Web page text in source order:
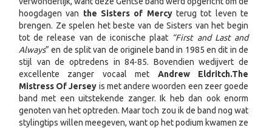
hoogdagen van the Sisters of Mercyterug tot leven te
brengen. Ze spelen het beste van de Sisters van het begin
tot de release van de iconische plaat “First and Last and
Always” en de split van de originele band in 1985 en dit in de
stijl van de optredens in 84-85. Bovendien wedijvert de
excellente zanger vocaal met Andrew Eldritch.The
Mistress Of Jersey is met andere woorden een zeer goede
band met een uitstekende zanger. Ik heb dan ook enorm
genoten van het optreden. Maar toch zou ik de band nog wat
stylingtips willen meegeven, want op het podium kwamen ze